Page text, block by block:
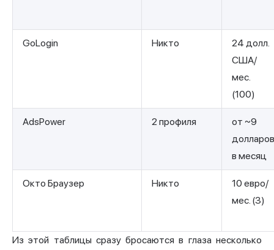
GoLogin Никто
24 долл.
США/
мес.
(100)
AdsPower 2 профиля
от ~9
долларов
в месяц
Окто Браузер Никто
10 евро/
мес. (3)
Из этой таблицы сразу бросаются в глаза несколько